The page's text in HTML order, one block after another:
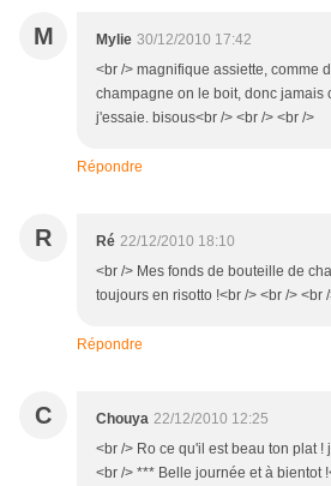
M Mylie 30/12/2010 17:42
<br /> magnifique assiette, comme
champagne on le boit, donc jamais
j'essaie. bisous<br /> <br /> <br />
Répondre
R Ré 22/12/2010 18:10
<br /> Mes fonds de bouteille de
toujours en risotto !<br /> <br /> <br
Répondre
C Chouya 22/12/2010 12:25
<br /> Ro ce qu'il est beau ton plat !
<br /> *** Belle journée et à bientot